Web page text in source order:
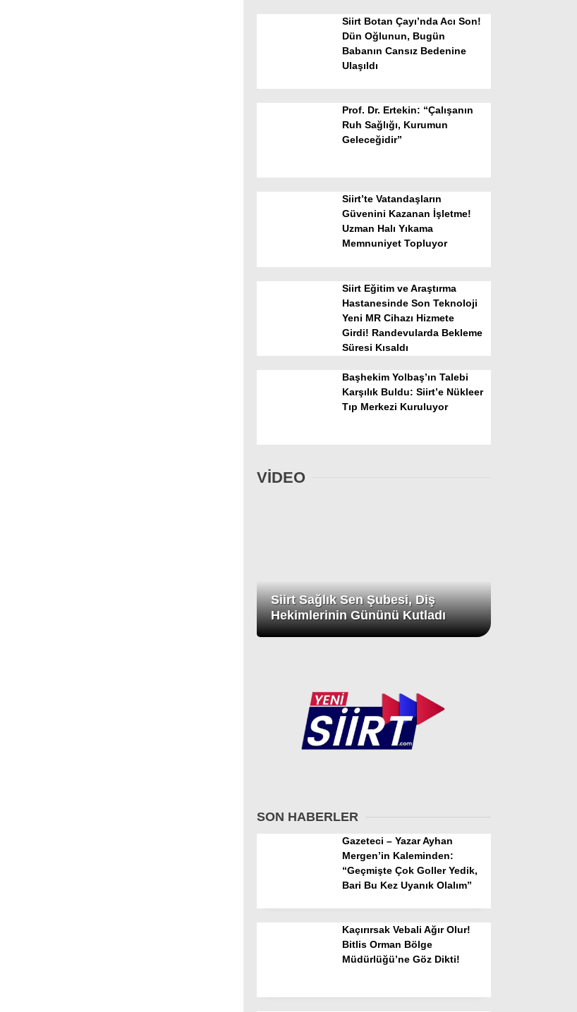
Instagram
Siirt Botan Çayı’nda Acı Son!
Dün Oğlunun, Bugün
Babanın Cansız Bedenine
Ulaşıldı
Prof. Dr. Ertekin: “Çalışanın
Ruh Sağlığı, Kurumun
Geleceğidir”
Siirt’te Vatandaşların
Güvenini Kazanan İşletme!
Uzman Halı Yıkama
Memnuniyet Topluyor
Siirt Eğitim ve Araştırma
Hastanesinde Son Teknoloji
Yeni MR Cihazı Hizmete
Girdi! Randevularda Bekleme
Süresi Kısaldı
Başhekim Yolbaş’ın Talebi
Karşılık Buldu: Siirt’e Nükleer
Tıp Merkezi Kuruluyor
VİDEO
Siirt Sağlık Sen Şubesi, Diş
Hekimlerinin Gününü Kutladı
SON HABERLER
Gazeteci – Yazar Ayhan
Mergen’in Kaleminden:
“Geçmişte Çok Goller Yedik,
Bari Bu Kez Uyanık Olalım”
Kaçırırsak Vebali Ağır Olur!
Bitlis Orman Bölge
Müdürlüğü’ne Göz Dikti!